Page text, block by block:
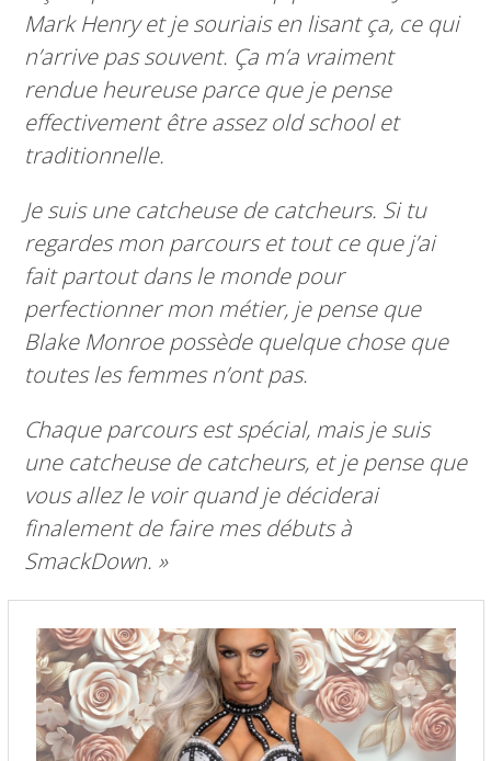
Mark Henry et je souriais en lisant ça, ce qui
n’arrive pas souvent. Ça m’a vraiment
rendue heureuse parce que je pense
effectivement être assez old school et
traditionnelle.
Je suis une catcheuse de catcheurs. Si tu
regardes mon parcours et tout ce que j’ai
fait partout dans le monde pour
perfectionner mon métier, je pense que
Blake Monroe possède quelque chose que
toutes les femmes n’ont pas.
Chaque parcours est spécial, mais je suis
une catcheuse de catcheurs, et je pense que
vous allez le voir quand je déciderai
finalement de faire mes débuts à
SmackDown. »